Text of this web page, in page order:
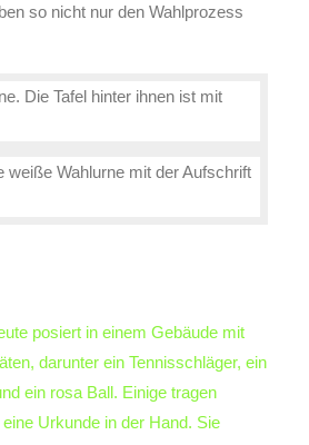
so nicht nur den Wahlprozess